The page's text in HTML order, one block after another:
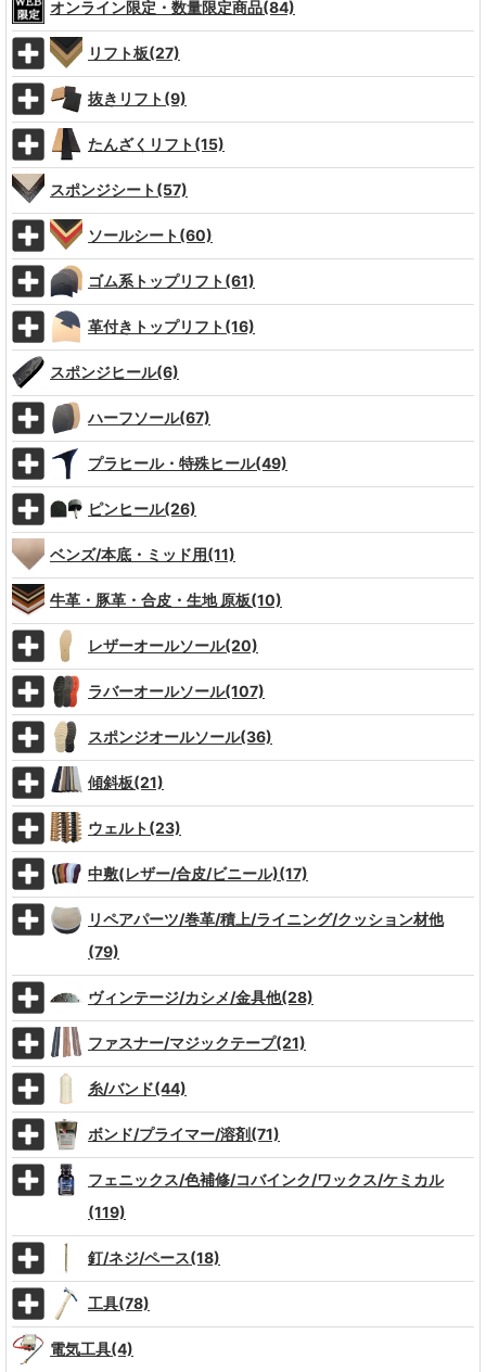
オンライン限定・数量限定商品(84)
リフト板(27)
抜きリフト(9)
たんざくリフト(15)
スポンジシート(57)
ソールシート(60)
ゴム系トップリフト(61)
革付きトップリフト(16)
スポンジヒール(6)
ハーフソール(67)
プラヒール・特殊ヒール(49)
ピンヒール(26)
ベンズ/本底・ミッド用(11)
牛革・豚革・合皮・生地 原板(10)
レザーオールソール(20)
ラバーオールソール(107)
スポンジオールソール(36)
傾斜板(21)
ウェルト(23)
中敷(レザー/合皮/ビニール)(17)
リペアパーツ/巻革/積上/ライニング/クッション材他
(79)
ヴィンテージ/カシメ/金具他(28)
ファスナー/マジックテープ(21)
糸/バンド(44)
ボンド/プライマー/溶剤(71)
フェニックス/色補修/コバインク/ワックス/ケミカル
(119)
釘/ネジ/ペース(18)
工具(78)
電気工具(4)